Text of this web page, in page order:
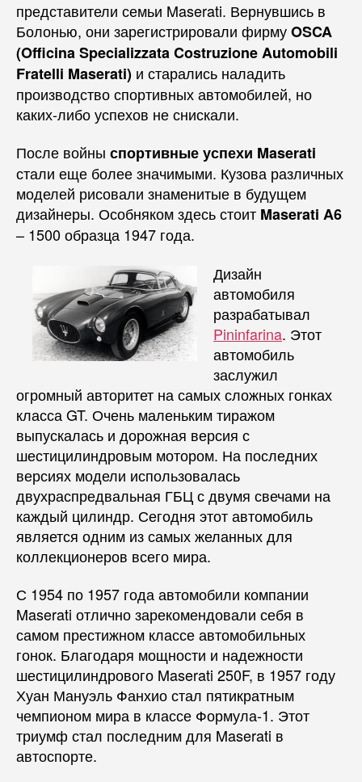
представители семьи Maserati. Вернувшись в
Болонью, они зарегистрировали фирмуOSCA
(Officina Specializzata Costruzione Automobili
Fratelli Maserati) и старались наладить
производство спортивных автомобилей, но
каких-либо успехов не снискали.
После войны спортивные успехи Maserati
стали еще более значимыми. Кузова различных
моделей рисовали знаменитые в будущем
дизайнеры. Особняком здесь стоит Maserati A6
– 1500 образца 1947 года.
Дизайн
автомобиля
разрабатывал
Pininfarina. Этот
автомобиль
заслужил
огромный авторитет на самых сложных гонках
класса GT. Очень маленьким тиражом
выпускалась и дорожная версия с
шестицилиндровым мотором. На последних
версиях модели использовалась
двухраспредвальная ГБЦ с двумя свечами на
каждый цилиндр. Сегодня этот автомобиль
является одним из самых желанных для
коллекционеров всего мира.
С 1954 по 1957 года автомобили компании
Maserati отлично зарекомендовали себя в
самом престижном классе автомобильных
гонок. Благодаря мощности и надежности
шестицилиндрового Maserati 250F, в 1957 году
Хуан Мануэль Фанхио стал пятикратным
чемпионом мира в классе Формула-1. Этот
триумф стал последним для Maserati в
автоспорте.